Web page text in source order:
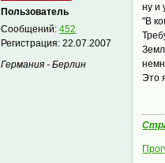
Пользователь
Сообщений:452
Регистрация:22.07.2007
Германия - Берлин
ну и
"В
Это